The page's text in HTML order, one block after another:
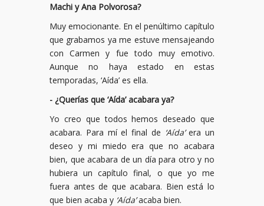
Machi y Ana Polvorosa?
Muy emocionante. En el penúltimo capítulo
que grabamos ya me estuve mensajeando
con Carmen y fue todo muy emotivo.
Aunque no haya estado en estas
temporadas, ‘Aída’ es ella.
- ¿Querías que ‘Aída’ acabara ya?
Yo creo que todos hemos deseado que
acabara. Para mí el final de ‘Aída’era un
deseo y mi miedo era que no acabara
bien, que acabara de un día para otro y no
hubiera un capítulo final, o que yo me
fuera antes de que acabara. Bien está lo
que bien acaba y ‘Aída’acaba bien.